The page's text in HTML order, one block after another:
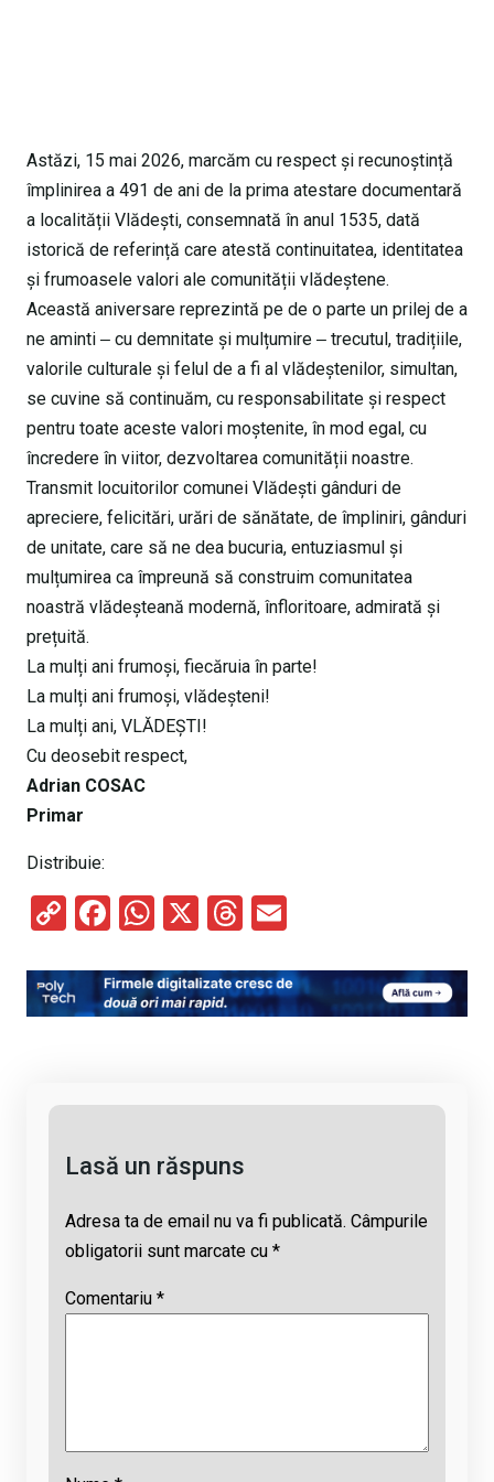
Astăzi, 15 mai 2026, marcăm cu respect și recunoștință
împlinirea a 491 de ani de la prima atestare documentară
a localității Vlădești, consemnată în anul 1535, dată
istorică de referință care atestă continuitatea, identitatea
și frumoasele valori ale comunității vlădeștene.
Această aniversare reprezintă pe de o parte un prilej de a
ne aminti ‒ cu demnitate și mulțumire ‒ trecutul, tradițiile,
valorile culturale și felul de a fi al vlădeștenilor, simultan,
se cuvine să continuăm, cu responsabilitate și respect
pentru toate aceste valori moștenite, în mod egal, cu
încredere în viitor, dezvoltarea comunității noastre.
Transmit locuitorilor comunei Vlădești gânduri de
apreciere, felicitări, urări de sănătate, de împliniri, gânduri
de unitate, care să ne dea bucuria, entuziasmul și
mulțumirea ca împreună să construim comunitatea
noastră vlădeșteană modernă, înfloritoare, admirată și
prețuită.
La mulți ani frumoși, fiecăruia în parte!
La mulți ani frumoși, vlădeșteni!
La mulți ani, VLĂDEȘTI!
Cu deosebit respect,
Adrian COSAC
Primar
Distribuie:
C
py
Li
F
ce
b
W
at
s
X
T
e
a
ail
Lasă un răspuns
Adresa ta de email nu va fi publicată. Câmpurile
obligatorii sunt marcate cu *
Comentariu *